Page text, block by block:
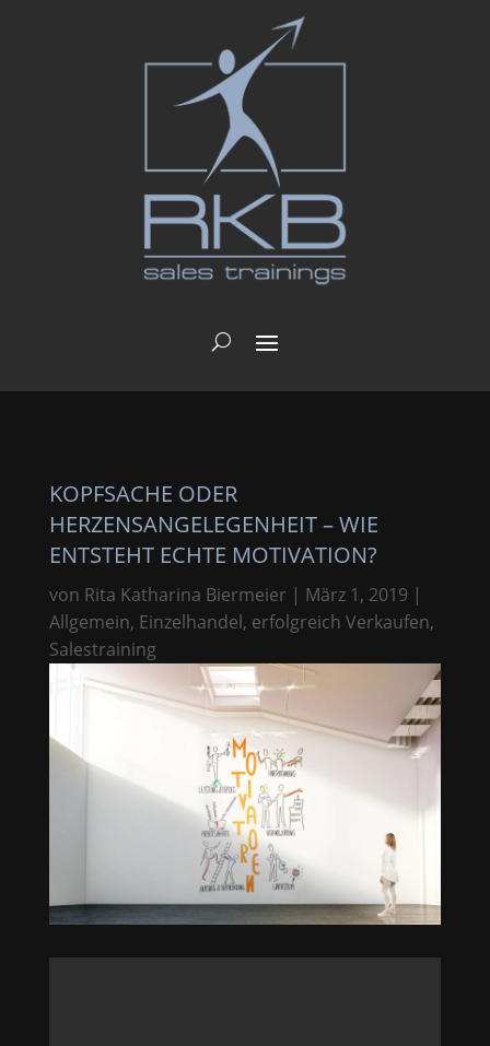
KOPFSACHE ODER
HERZENSANGELEGENHEIT – WIE
ENTSTEHT ECHTE MOTIVATION?
von Rita Katharina Biermeier | März 1, 2019 |
Allgemein, Einzelhandel, erfolgreich Verkaufen,
Salestraining